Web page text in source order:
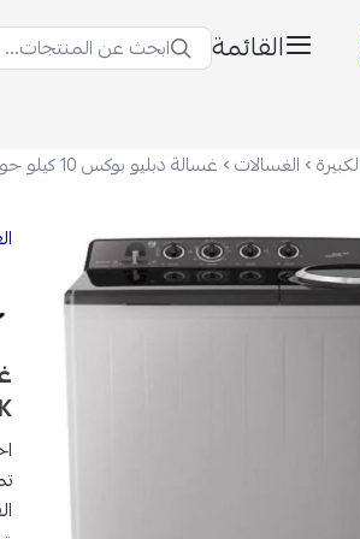
القائمة ابحث عن المنتجات...
الغسالات